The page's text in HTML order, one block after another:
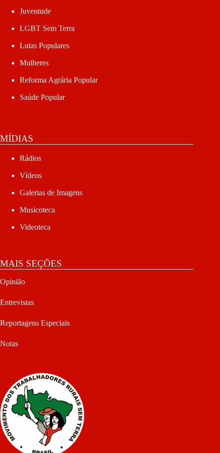
Juventude
LGBT Sem Terra
Lutas Populares
Mulheres
Reforma Agrária Popular
Saúde Popular
MÍDIAS
Rádios
Vídeos
Galerias de Imagens
Musicoteca
Videoteca
MAIS SEÇÕES
Opinião
Entrevistas
Reportagens Especiais
Notas